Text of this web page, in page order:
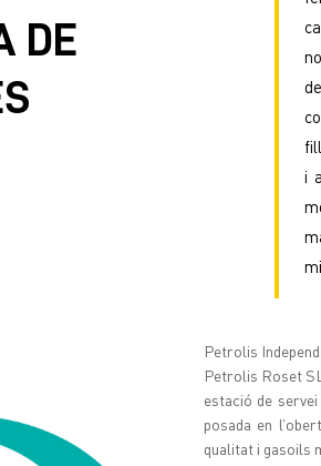
DE
i
Petrolis
Petrolis Roset
estació de
posada en
qualitat i gasoils